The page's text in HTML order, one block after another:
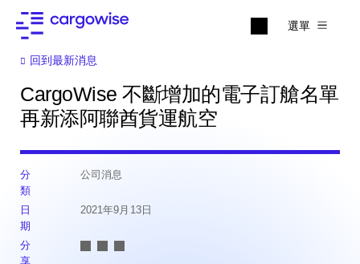
選單
回到最新消息
CargoWise 不斷增加的電子訂艙名單
再新添阿聯酋貨運航空
分
類
公司消息
日
期
2021年9月13日
分
享